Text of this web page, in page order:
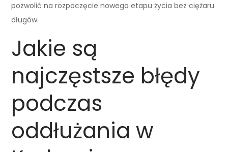
pozwolić na rozpoczęcie nowego etapu życia bez ciężaru
długów.
Jakie są
najczęstsze błędy
podczas
oddłużania w